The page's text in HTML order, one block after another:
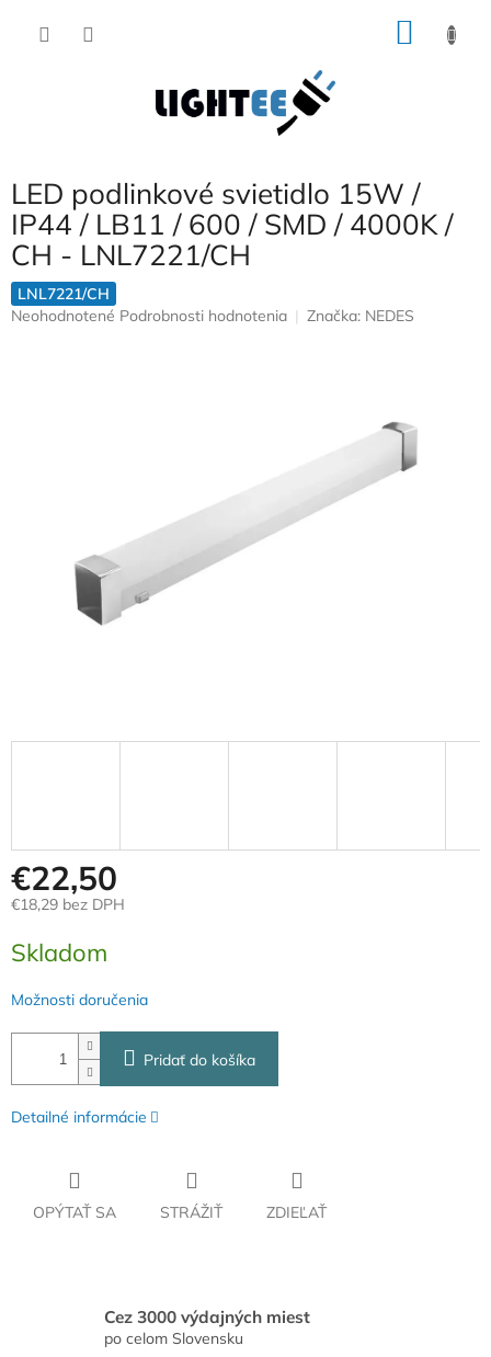
LED podlinkové svietidlo 15W /
IP44 / LB11 / 600 / SMD / 4000K /
CH - LNL7221/CH
LNL7221/CH
Priemerné
Neohodnotené Podrobnosti hodnotenia Značka: NEDES
€22,50
€18,29 bez DPH
cena:
Skladom
Možnosti doručenia
Pridať do košíka
Detailné informácie
OPÝTAŤ SA STRÁŽIŤ ZDIEĽAŤ
Cez 3000 výdajných miest
po celom Slovensku